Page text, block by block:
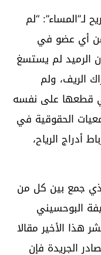
“لم
من أي عضو في
الرميد لم يستسغ
الريف، ولم
قطعها على نفسه
الحقوقية في
أدراج الرياح،
جمع بين كل من
البوحسيني
هذا الأخير مقالا
الجريدة فإن